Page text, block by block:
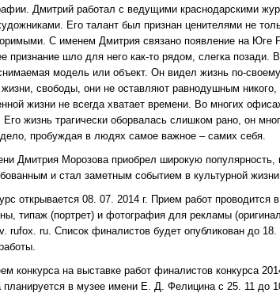
Дмитрий работал с ведущими краснодарскими
Его талант был признан ценителями не
С именем Дмитрия связано появление на Юге
признание шло для него как-то рядом, слегка позади.
модель или объект. Он видел жизнь по-
свободы, они не оставляют равнодушным
жизни не всегда хватает времени. Во многих
жизнь трагически оборвалась слишком рано, он
пробуждая в людях самое важное – самих себя.
Дмитрия Морозова приобрел широкую
и стал заметным событием в культурной жизни
открывается 08. 07. 2014 г. Прием работ
типаж (портрет) и фотография для рекламы
rufox. ru. Список финалистов будет опубликован до
конкурса на выставке работ финалистов конкурса
планируется в музее имени Е. Д. Фелицина с 25. 11 до